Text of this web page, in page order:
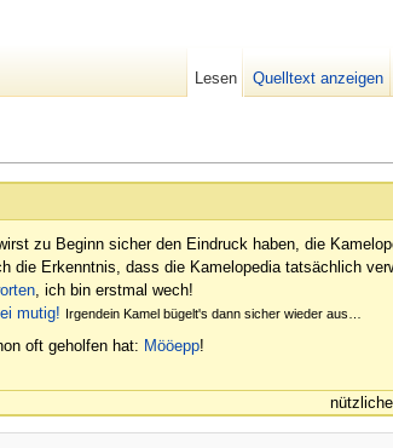
zu Beginn sicher den Eindruck haben, die
die Erkenntnis, dass die Kamelopedia tatsächlich
, ich bin erstmal wech!
mutig! Irgendein Kamel bügelt's dann sicher wieder aus…
oft geholfen hat: Mööepp!
Lesen Quelltext anzeigen